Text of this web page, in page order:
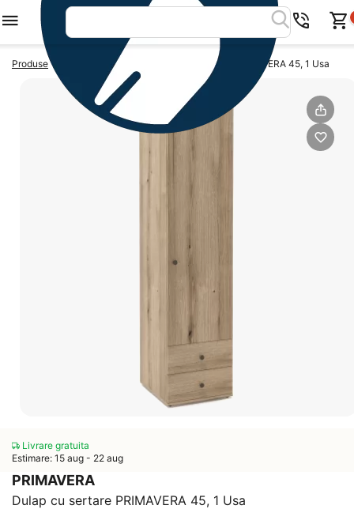
Produse Dulapuri dormitor Dulap cu sertare PRIMAVERA 45, 1 Usa
Livrare gratuita
Estimare: 15 aug - 22 aug
PRIMAVERA
Dulap cu sertare PRIMAVERA 45, 1 Usa